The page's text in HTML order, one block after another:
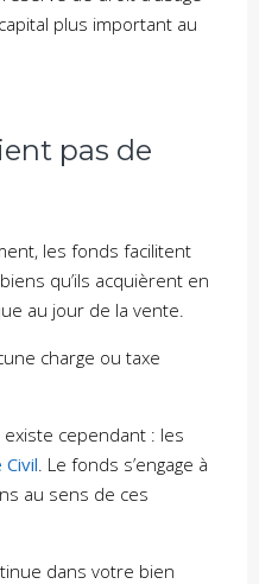
plus important au
pas de
les fonds facilitent
qu’ils acquièrent en
au jour de la vente.
charge ou taxe
cependant : les
. Le fonds s’engage à
au sens de ces
dans votre bien